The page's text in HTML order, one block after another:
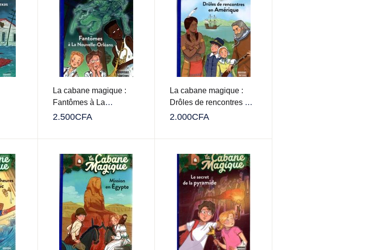
La cabane magique :
Fantômes à La
Nouvelle-Orléans
2.500CFA
La cabane magique :
Drôles de rencontres en
Amérique
2.000CFA